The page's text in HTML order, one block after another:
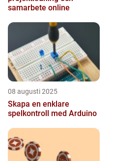
samarbete online
08 augusti 2025
Skapa en enklare
spelkontroll med Arduino